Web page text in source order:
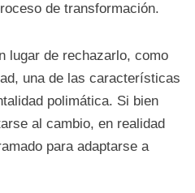
de transformación.
lugar de rechazarlo, como
una de las características
polimática. Si bien
al cambio, en realidad
para adaptarse a